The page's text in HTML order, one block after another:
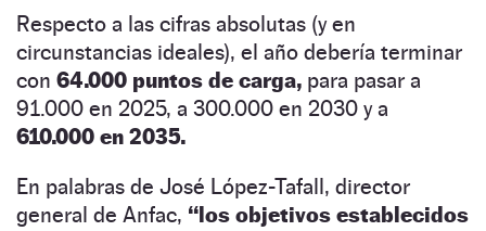
Respecto a las cifras absolutas (y en
circunstancias ideales), el año debería terminar
con 64.000 puntos de carga, para pasar a
91.000 en 2025, a 300.000 en 2030 y a
610.000 en 2035.
En palabras de José López-Tafall, director
general de Anfac, “los objetivos establecidos